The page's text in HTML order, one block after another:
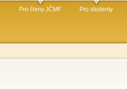
Pro členy JČMF Pro studenty